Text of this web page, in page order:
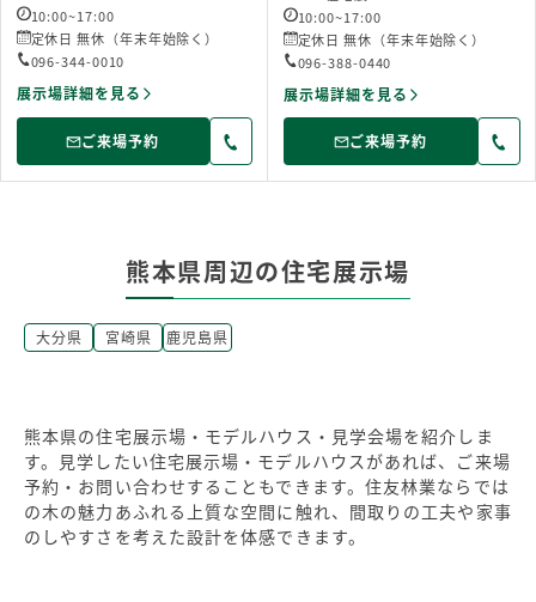
10:00~17:00
定休日 無休（年末年始除く）
096-344-0010
展示場詳細を見る
ご来場予約
10:00~17:00
定休日 無休（年末年始除く）
096-388-0440
展示場詳細を見る
ご来場予約
熊本県周辺の住宅展示場
大分県 宮崎県 鹿児島県
熊本県の住宅展示場・モデルハウス・見学会場を紹介しま
す。見学したい住宅展示場・モデルハウスがあれば、ご来場
予約・お問い合わせすることもできます。住友林業ならでは
の木の魅力あふれる上質な空間に触れ、間取りの工夫や家事
のしやすさを考えた設計を体感できます。